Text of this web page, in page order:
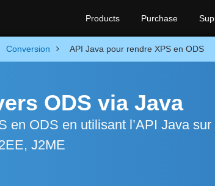
Products Purchase
Conversion API Java pour rendre XPS en ODS
ODS via Java
en ODS en utilisant l’API Java
J2ME